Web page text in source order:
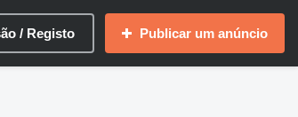
/ Registo Publicar um anúncio